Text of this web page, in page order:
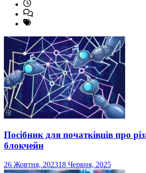
Посібник для початківців про
блокчейн
26 Жовтня, 202318 Червня, 2025